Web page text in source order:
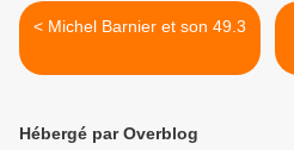
< Michel Barnier et son 49.3
Hébergé par Overblog